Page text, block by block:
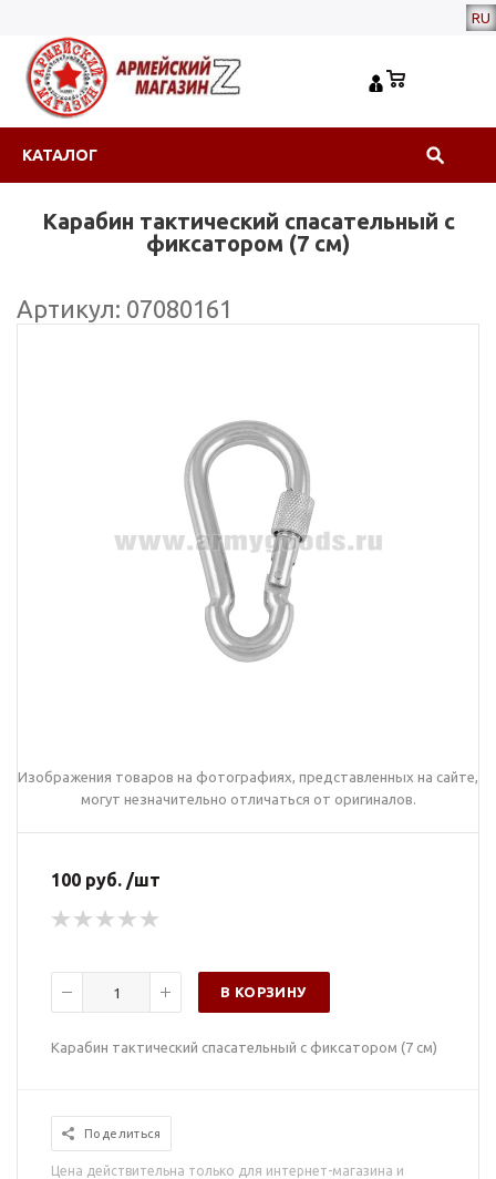
RU
КАТАЛОГ
Карабин тактический спасательный с
фиксатором (7 см)
Артикул: 07080161
Изображения товаров на фотографиях, представленных на сайте,
могут незначительно отличаться от оригиналов.
100 руб. /шт
В КОРЗИНУ
Карабин тактический спасательный с фиксатором (7 см)
Поделиться
Цена действительна только для интернет-магазина и